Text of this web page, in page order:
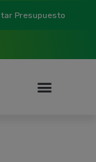
Presupuesto